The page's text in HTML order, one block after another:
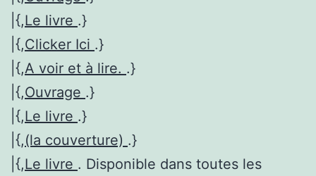
|{,Le livre .}
|{,Clicker Ici .}
|{,A voir et à lire. .}
|{,Ouvrage .}
|{,Le livre .}
|{,(la couverture) .}
|{,Le livre . Disponible dans toutes les